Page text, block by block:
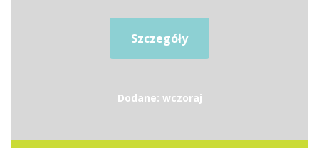
Szczegóły
Dodane: wczoraj